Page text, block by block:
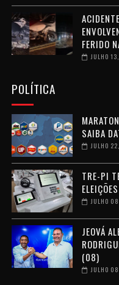
FERIDO
JULHO
POLÍTICA
SAIBA
JULHO
TRE-PI
JULHO
JEOVÁ
(08)
JULHO